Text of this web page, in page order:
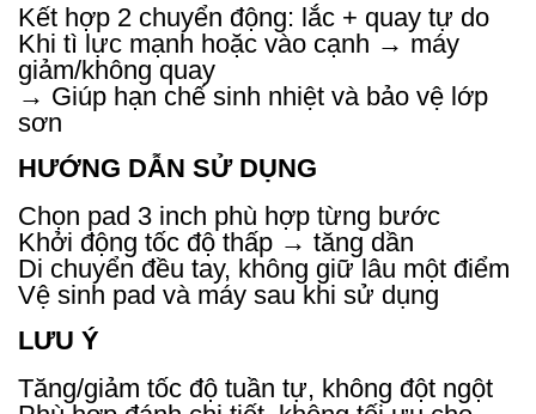
Kết hợp 2 chuyển động: lắc + quay tự do
Khi tì lực mạnh hoặc vào cạnh → máy
giảm/không quay
→ Giúp hạn chế sinh nhiệt và bảo vệ lớp
sơn
HƯỚNG DẪN SỬ DỤNG
Chọn pad 3 inch phù hợp từng bước
Khởi động tốc độ thấp → tăng dần
Di chuyển đều tay, không giữ lâu một điểm
Vệ sinh pad và máy sau khi sử dụng
LƯU Ý
Tăng/giảm tốc độ tuần tự, không đột ngột